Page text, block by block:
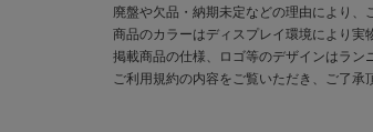
廃盤や欠品・納期未定などの理由により、
商品のカラーはディスプレイ環境により実
掲載商品の仕様、ロゴ等のデザインはラン
ご利用規約の内容をご覧いただき、ご了